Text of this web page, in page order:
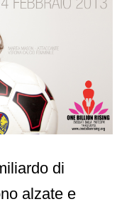
di
alzate e